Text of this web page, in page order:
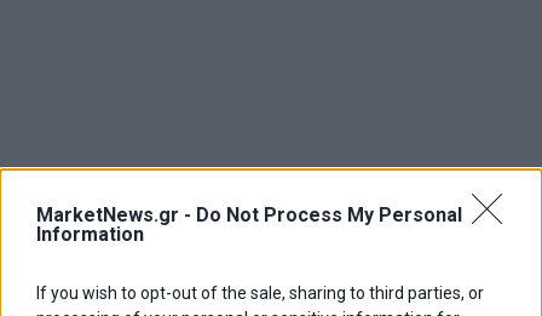
MarketNews.gr - Do Not Process My Personal
Information
If you wish to opt-out of the sale, sharing to third parties, or